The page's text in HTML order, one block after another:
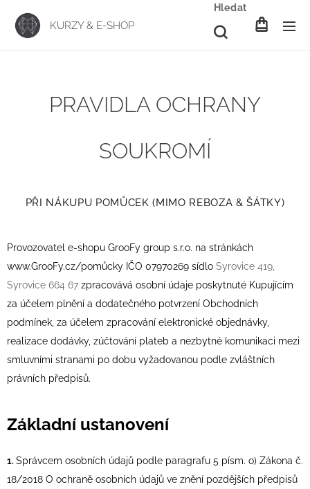
KURZY & E-SHOP
Hledat
PRAVIDLA OCHRANY
SOUKROMÍ
PŘI NÁKUPU POMŮCEK (MIMO REBOZA & ŠÁTKY)
Provozovatel e-shopu GrooFy group s.r.o. na stránkách
www.GrooFy.cz/pomůcky IČO 07970269 sídlo Syrovice 419,
Syrovice 664 67 zpracovává osobní údaje poskytnuté Kupujícím
za účelem plnění a dodatečného potvrzení Obchodních
podmínek, za účelem zpracování elektronické objednávky,
realizace dodávky, zúčtování plateb a nezbytné komunikaci mezi
smluvními stranami po dobu vyžadovanou podle zvláštních
právních předpisů.
Základní ustanovení
1.Správcem osobních údajů podle paragrafu 5 písm. o) Zákona č.
18/2018 O ochraně osobních údajů ve znění pozdějších předpisů